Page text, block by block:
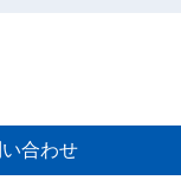
合わせ